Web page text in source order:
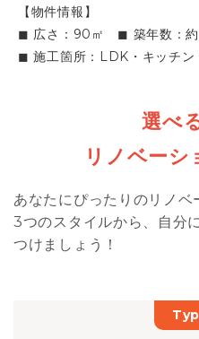
【物件情報】
◼︎ 広さ：90㎡ ◼︎ 築年数：
◼︎ 施工箇所：LDK・キッチン
選べ
リノベーシ
あなたにぴったりのリノベ
3つのスタイルから、自分
つけましょう！